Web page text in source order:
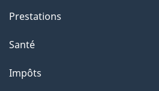
Prestations
Santé
Impôts